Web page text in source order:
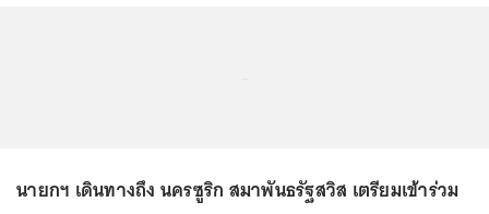
นายกฯ เดินทางถึง นครซูริก สมาพันธรัฐสวิส เตรียมเข้าร่วม